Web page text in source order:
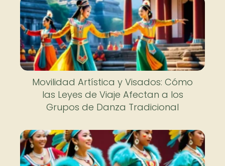
Movilidad Artística y Visados: Cómo
las Leyes de Viaje Afectan a los
Grupos de Danza Tradicional